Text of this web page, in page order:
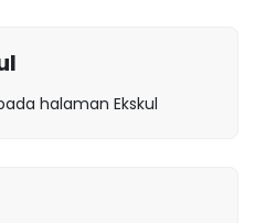
halaman Ekskul